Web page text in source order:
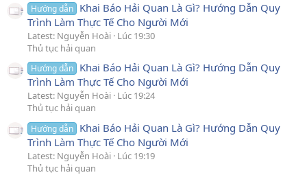
Hướng dẫn Khai Báo Hải Quan Là Gì? Hướng Dẫn Quy
Trình Làm Thực Tế Cho Người Mới
Latest: Nguyễn Hoài Lúc 19:30
Thủ tục hải quan
Hướng dẫn Khai Báo Hải Quan Là Gì? Hướng Dẫn Quy
Trình Làm Thực Tế Cho Người Mới
Latest: Nguyễn Hoài Lúc 19:24
Thủ tục hải quan
Hướng dẫn Khai Báo Hải Quan Là Gì? Hướng Dẫn Quy
Trình Làm Thực Tế Cho Người Mới
Latest: Nguyễn Hoài Lúc 19:19
Thủ tục hải quan